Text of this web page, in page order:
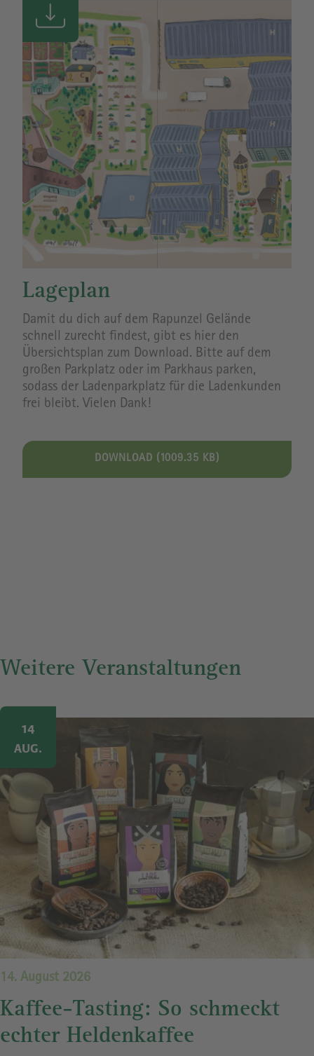
Lageplan
Damit du dich auf dem Rapunzel Gelände
schnell zurecht findest, gibt es hier den
Übersichtsplan zum Download. Bitte auf dem
großen Parkplatz oder im Parkhaus parken,
sodass der Ladenparkplatz für die Ladenkunden
frei bleibt. Vielen Dank!
DOWNLOAD (1009.35 KB)
Weitere Veranstaltungen
Image
14. August 2026
Kaffee-Tasting: So schmeckt
echter Heldenkaffee
14
AUG.